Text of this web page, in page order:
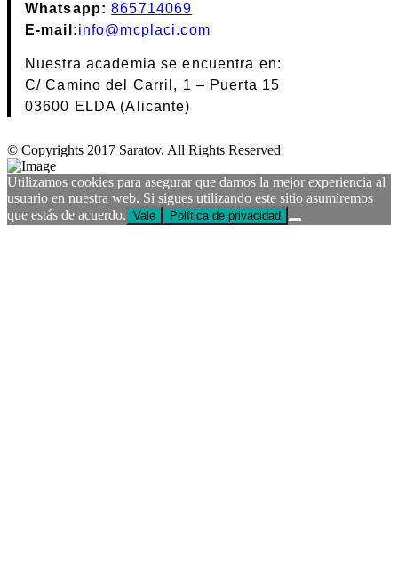
Whatsapp:865714069
E-mail:info@mcplaci.com
Nuestra academia se encuentra en:
C/ Camino del Carril, 1 – Puerta 15
03600 ELDA (Alicante)
© Copyrights 2017 Saratov. All Rights Reserved
Utilizamos cookies para asegurar que damos la mejor experiencia al
usuario en nuestra web. Si sigues utilizando este sitio asumiremos
que estás de acuerdo. Vale Política de privacidad